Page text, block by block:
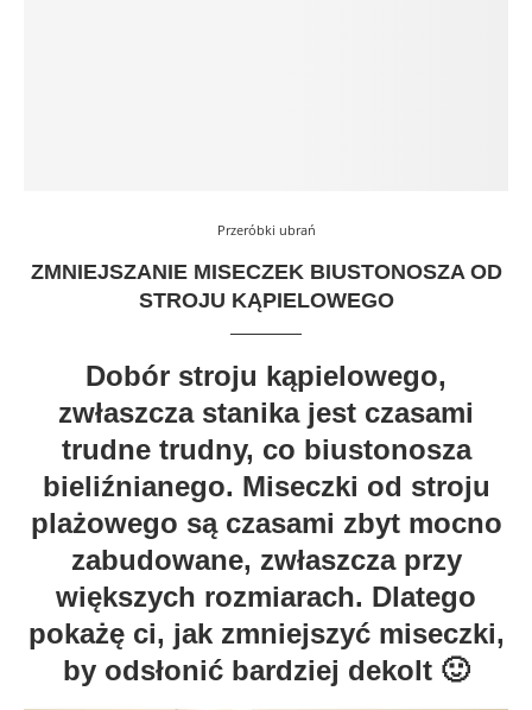
Przeróbki ubrań
ZMNIEJSZANIE MISECZEK BIUSTONOSZA OD
STROJU KĄPIELOWEGO
Dobór stroju kąpielowego,
zwłaszcza stanika jest czasami
trudne trudny, co biustonosza
bieliźnianego. Miseczki od stroju
plażowego są czasami zbyt mocno
zabudowane, zwłaszcza przy
większych rozmiarach. Dlatego
pokażę ci, jak zmniejszyć miseczki,
by odsłonić bardziej dekolt 🙂